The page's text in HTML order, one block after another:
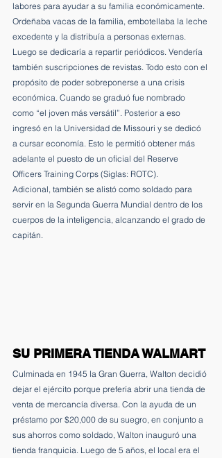
labores para ayudar a su familia económicamente.
Ordeñaba vacas de la familia, embotellaba la leche
excedente y la distribuía a personas externas.
Luego se dedicaría a repartir periódicos. Vendería
también suscripciones de revistas. Todo esto con el
propósito de poder sobreponerse a una crisis
económica. Cuando se graduó fue nombrado
como “el joven más versátil”. Posterior a eso
ingresó en la Universidad de Missouri y se dedicó
a cursar economía. Esto le permitió obtener más
adelante el puesto de un oficial del Reserve
Officers Training Corps (Siglas: ROTC).
Adicional, también se alistó como soldado para
servir en la Segunda Guerra Mundial dentro de los
cuerpos de la inteligencia, alcanzando el grado de
capitán.
SU PRIMERA TIENDA WALMART
Culminada en 1945 la Gran Guerra, Walton decidió
dejar el ejército porque prefería abrir una tienda de
venta de mercancía diversa. Con la ayuda de un
préstamo por $20,000 de su suegro, en conjunto a
sus ahorros como soldado, Walton inauguró una
tienda franquicia. Luego de 5 años, el local era el